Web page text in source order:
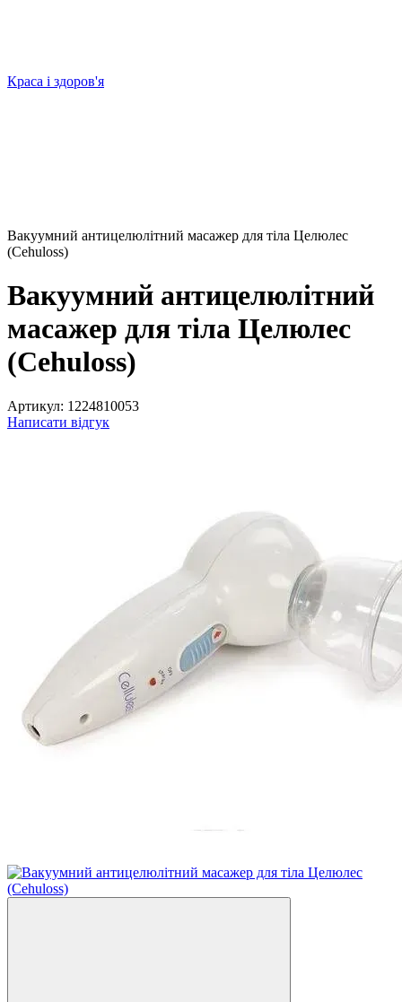
Краса і здоров'я
Вакуумний антицелюлітний масажер для тіла Целюлес
(Cehuloss)
Вакуумний антицелюлітний
масажер для тіла Целюлес
(Cehuloss)
Артикул: 1224810053
Написати відгук